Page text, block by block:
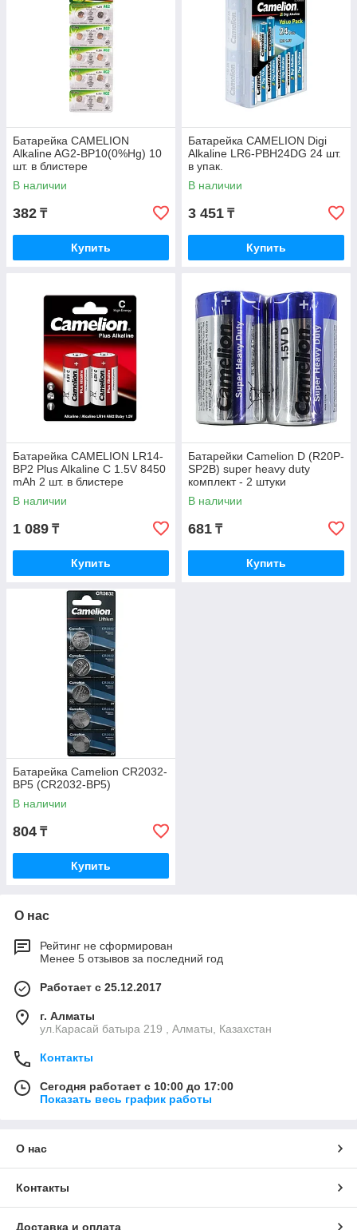
Батарейка CAMELION
Alkaline AG2-BP10(0%Hg) 10
шт. в блистере
В наличии
382 ₸
Купить
Батарейка CAMELION Digi
Alkaline LR6-PBH24DG 24 шт.
в упак.
В наличии
3 451 ₸
Купить
Батарейка CAMELION LR14-
BP2 Plus Alkaline C 1.5V 8450
mAh 2 шт. в блистере
В наличии
1 089 ₸
Купить
Батарейки Camelion D (R20P-
SP2B) super heavy duty
комплект - 2 штуки
В наличии
681 ₸
Купить
Батарейка Camelion CR2032-
BP5 (CR2032-BP5)
В наличии
804 ₸
Купить
О нас
Рейтинг не сформирован
Менее 5 отзывов за последний год
Работает с 25.12.2017
г. Алматы
ул.Карасай батыра 219 , Алматы, Казахстан
Контакты
Сегодня работает с 10:00 до 17:00
Показать весь график работы
О нас
Контакты
Доставка и оплата